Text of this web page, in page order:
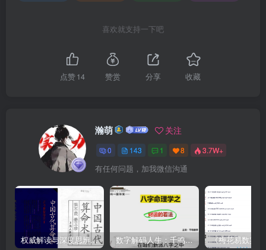
喜欢就支持一下吧
点赞14 赞赏 分享 收藏
瀚萌 关注
0 143 1 8 3.7W+
有任何问题，加我微信沟通
权威解读与深度思辨：洪丕谟亲授《中国古代算命术》视频+PDF，系统掌握命理精髓与文化视角 数字解码人生：千鸣《数字八字》8集速成课 – 用生命数字预测财运、健康、感情，0基础也能3天入门的神奇命理学